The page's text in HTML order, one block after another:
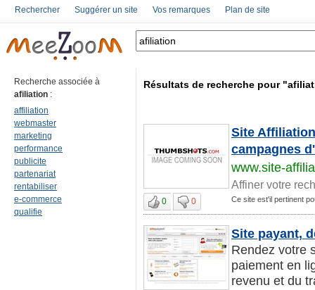
Rechercher Suggérer un site Vos remarques Plan de site
Recherche associée à
afiliation :
affiliation
webmaster
marketing
performance
publicite
partenariat
rentabiliser
e-commerce
qualifie
Résultats de recherche pour
Site
campagnes
www.site-
Affiner votre
0 0 Ce site est'il pertinent
Site payant,
Rendez votre
paiement en
revenu et du